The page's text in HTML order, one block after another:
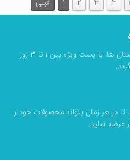
قبلی 1 2 3 4
سفارش های شما برای مرکز استان ها، با پست ویژه بین 1 تا 3 روز
در هر زمان بتواند محصولات خود را
عرضه نماید.